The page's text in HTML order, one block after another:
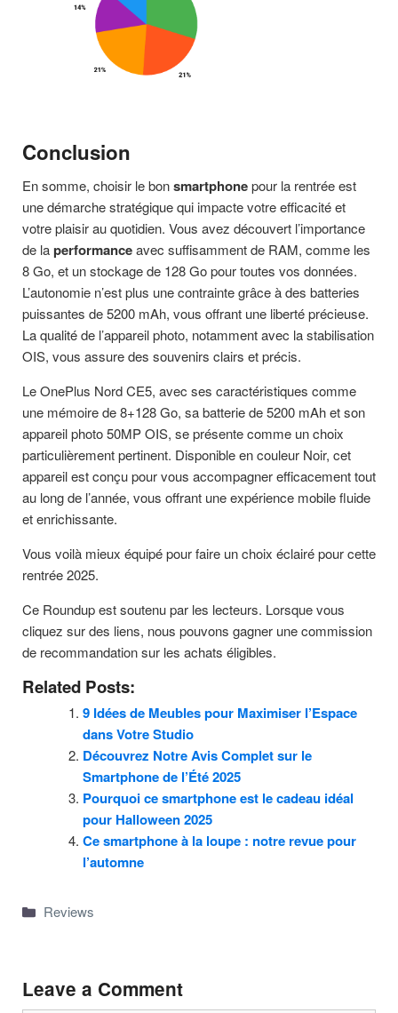
Conclusion
En somme, choisir le bonsmartphonepour la rentrée est
une démarche stratégique qui impacte votre efficacité et
votre plaisir au quotidien. Vous avez découvert l’importance
de laperformanceavec suffisamment de RAM, comme les
8 Go, et un stockage de 128 Go pour toutes vos données.
L’autonomie n’est plus une contrainte grâce à des batteries
puissantes de 5200 mAh, vous offrant une liberté précieuse.
La qualité de l’appareil photo, notamment avec la stabilisation
OIS, vous assure des souvenirs clairs et précis.
Le OnePlus Nord CE5, avec ses caractéristiques comme
une mémoire de 8+128 Go, sa batterie de 5200 mAh et son
appareil photo 50MP OIS, se présente comme un choix
particulièrement pertinent. Disponible en couleur Noir, cet
appareil est conçu pour vous accompagner efficacement tout
au long de l’année, vous offrant une expérience mobile fluide
et enrichissante.
Vous voilà mieux équipé pour faire un choix éclairé pour cette
rentrée 2025.
Ce Roundup est soutenu par les lecteurs. Lorsque vous
cliquez sur des liens, nous pouvons gagner une commission
de recommandation sur les achats éligibles.
Related Posts:
9 Idées de Meubles pour Maximiser l’Espace
dans Votre Studio
Découvrez Notre Avis Complet sur le
Smartphone de l’Été 2025
Pourquoi ce smartphone est le cadeau idéal
pour Halloween 2025
Ce smartphone à la loupe : notre revue pour
l’automne
Categories
Reviews
Leave a Comment